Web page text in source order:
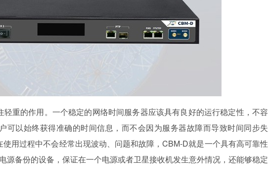
重的作用。一个稳定的网络时间服务器应该具有良好的运行稳定性，不容
可以始终获得准确的时间信息，而不会因为服务器故障而导致时间同步失
用过程中不会经常出现波动、问题和故障，CBM-D就是一个具有高可靠性
源备份的设备，保证在一个电源或者卫星接收机发生意外情况，还能够稳定